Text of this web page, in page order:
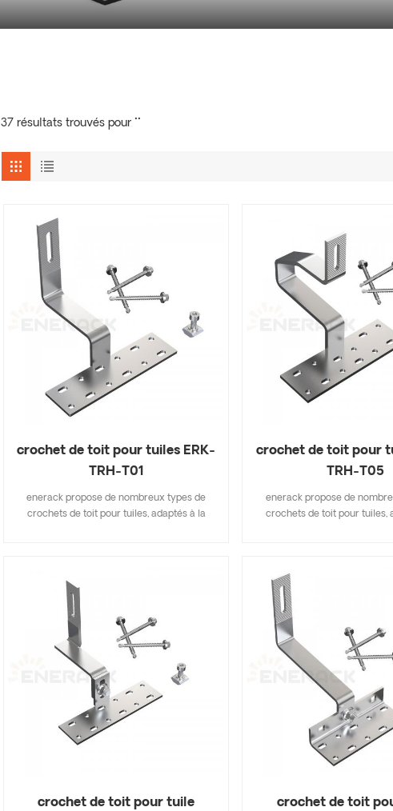
37 résultats trouvés pour ""
crochet de toit pour tuiles ERK-
TRH-T01
enerack propose de nombreux types de
crochets de toit pour tuiles, adaptés à la
d'économiser sur les coûts d'inventaire,
rapide et facile à installer. enerack propose
une grande variété de crochets de toit
offrant aux clients des options.
personnalisées autorisées en fonction des
besoins du client pour répondre aux
exigences d'installation particulières.
crochet de toit pour
TRH-T05
enerack propose de
crochets de toit pour tuiles,
principales spécifications
d'économiser sur les coûts
rapide et facile à installer.
une grande variété de
offrant aux clients des
personnalisées autorisées en
besoins du client pour
exigences d'installation
crochet de toit pour tuile
crochet de toit